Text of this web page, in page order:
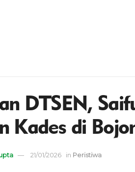
DTSEN,
Kades di
21/01/2026 in Peristiwa